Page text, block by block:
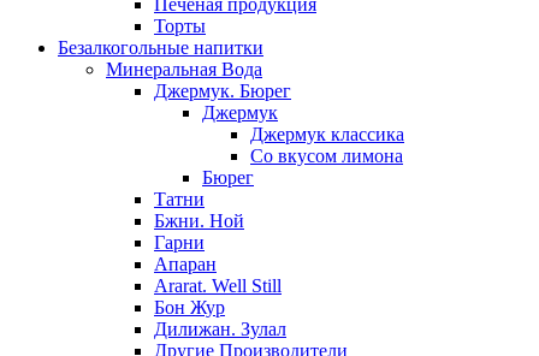
Печёная продукция
Торты
Безалкогольные напитки
Минеральная Вода
Джермук. Бюрег
Джермук
Джермук классика
Со вкусом лимона
Бюрег
Татни
Бжни. Ной
Гарни
Апаран
Ararat. Well Still
Бон Жур
Дилижан. Зулал
Другие Производители